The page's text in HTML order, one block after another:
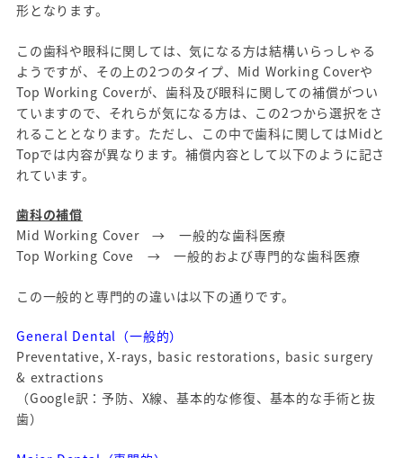
形となります。
この歯科や眼科に関しては、気になる方は結構いらっしゃる
ようですが、その上の2つのタイプ、Mid Working Coverや
Top Working Coverが、歯科及び眼科に関しての補償がつい
ていますので、それらが気になる方は、この2つから選択をさ
れることとなります。ただし、この中で歯科に関してはMidと
Topでは内容が異なります。補償内容として以下のように記さ
れています。
歯科の補償
Mid Working Cover → 一般的な歯科医療
Top Working Cove → 一般的および専門的な歯科医療
この一般的と専門的の違いは以下の通りです。
General Dental（一般的）
Preventative, X-rays, basic restorations, basic surgery
& extractions
（Google訳：予防、X線、基本的な修復、基本的な手術と抜
歯）